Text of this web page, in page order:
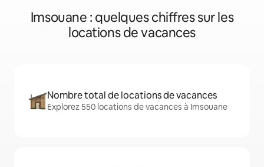
Imsouane : quelques chiffres sur les
locations de vacances
Nombre total de locations de vacances
Explorez 550 locations de vacances à Imsouane